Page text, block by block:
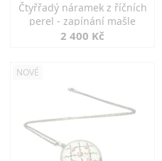
Čtyřřadý náramek z říčních
perel - zapínání mašle
2 400 Kč
NOVÉ